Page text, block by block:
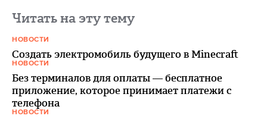
Читать на эту тему
НОВОСТИ
Создать электромобиль будущего в Minecraft
НОВОСТИ
Без терминалов для оплаты — бесплатное
приложение, которое принимает платежи с
телефона
НОВОСТИ